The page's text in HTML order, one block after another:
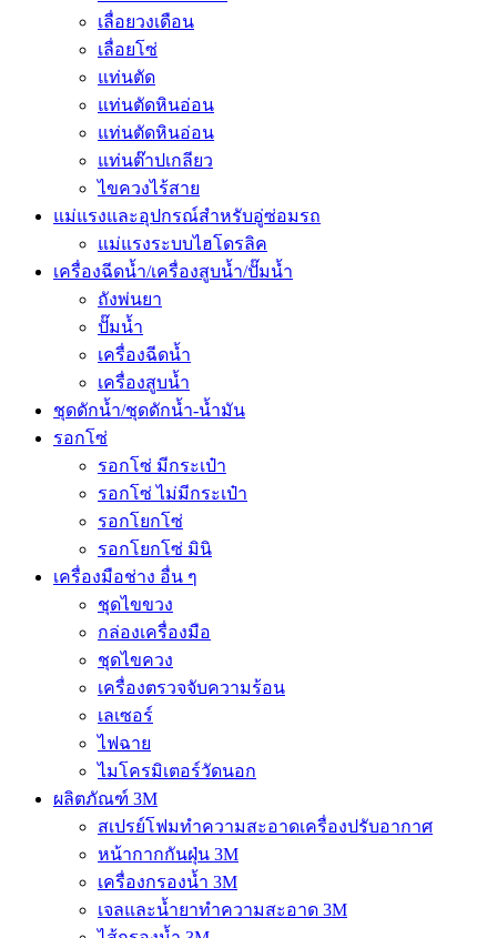
เลื่อยวงเดือน
เลื่อยโซ่
แท่นตัด
แท่นตัดหินอ่อน
แท่นตัดหินอ่อน
แท่นต๊าปเกลียว
ไขควงไร้สาย
แม่แรงและอุปกรณ์สำหรับอู่ซ่อมรถ
แม่แรงระบบไฮโดรลิค
เครื่องฉีดน้ำ/เครื่องสูบน้ำ/ปั๊มน้ำ
ถังพ่นยา
ปั๊มน้ำ
เครื่องฉีดน้ำ
เครื่องสูบน้ำ
ชุดดักน้ำ/ชุดดักน้ำ-น้ำมัน
รอกโซ่
รอกโซ่ มีกระเป๋า
รอกโซ่ ไม่มีกระเป๋า
รอกโยกโซ่
รอกโยกโซ่ มินิ
เครื่องมือช่าง อื่น ๆ
ชุดไขขวง
กล่องเครื่องมือ
ชุดไขควง
เครื่องตรวจจับความร้อน
เลเซอร์
ไฟฉาย
ไมโครมิเตอร์วัดนอก
ผลิตภัณฑ์ 3M
สเปรย์โฟมทำความสะอาดเครื่องปรับอากาศ
หน้ากากกันฝุ่น 3M
เครื่องกรองน้ำ 3M
เจลและน้ำยาทำความสะอาด 3M